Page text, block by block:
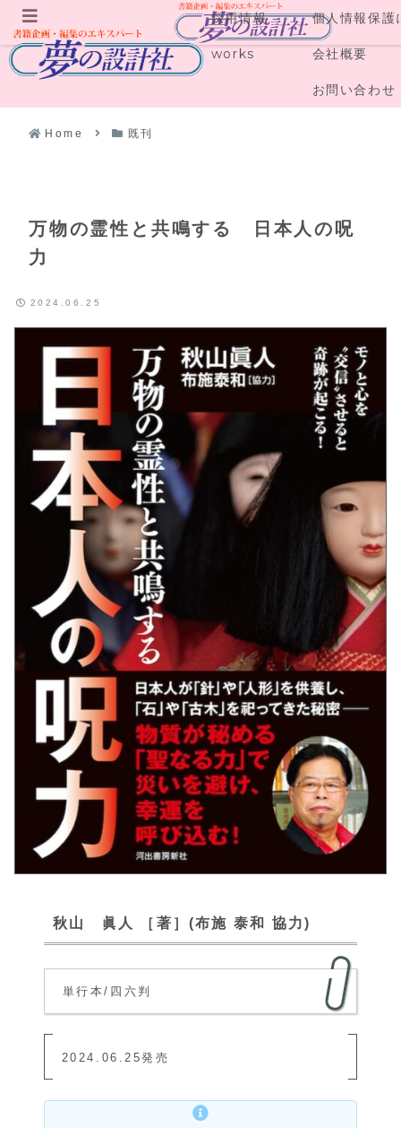
採用情報 個人情報保護
works 会社概要
お問い合わせ
Home 既刊
万物の霊性と共鳴する 日本人の呪
力
2024.06.25
秋山 眞人 ［著］(布施 泰和 協力)
単行本/四六判
2024.06.25発売
メニュー